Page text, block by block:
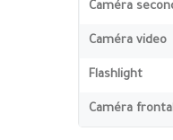
Caméra
Caméra video
Flashlight
Caméra